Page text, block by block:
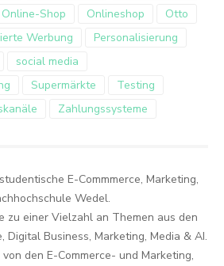
Online-Shop Onlineshop
Otto
Werbung
Personalisierung
social media
Supermärkte
Testing
Zahlungssysteme
E-Commmerce, Marketing,
Wedel.
zu einer Vielzahl an Themen aus den
Digital Business, Marketing, Media & AI.
den E-Commerce- und Marketing,